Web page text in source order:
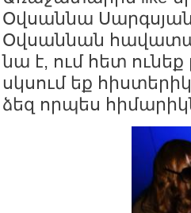
Օվսաննա
Օվսաննան
նա է, ում հետ ունեք
սկսում եք
ձեզ որպես